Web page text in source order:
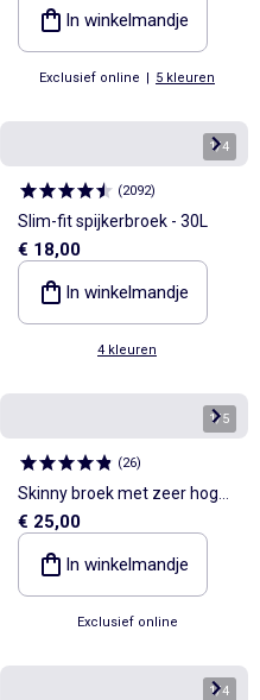
In winkelmandje
Exclusief online | 5 kleuren
1/4
(2092)
Slim-fit spijkerbroek - 30L
€ 18,00
In winkelmandje
4 kleuren
1/5
(26)
Skinny broek met zeer hoge
taille - L34
€ 25,00
In winkelmandje
Exclusief online
1/4